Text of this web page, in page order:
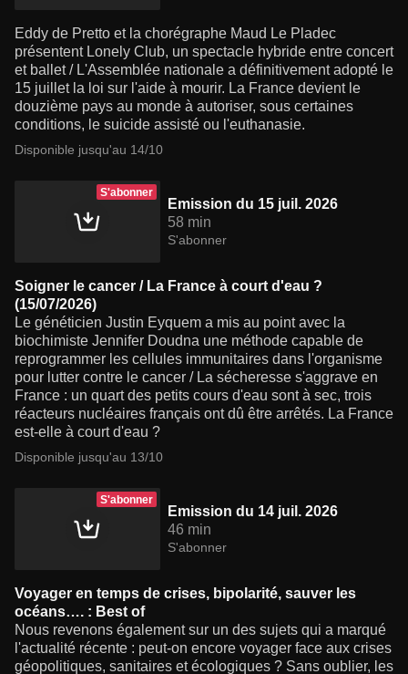
Eddy de Pretto et la chorégraphe Maud Le Pladec
présentent Lonely Club, un spectacle hybride entre concert
et ballet / L'Assemblée nationale a définitivement adopté le
15 juillet la loi sur l'aide à mourir. La France devient le
douzième pays au monde à autoriser, sous certaines
conditions, le suicide assisté ou l'euthanasie.
Disponible jusqu'au 14/10
S'abonner
Emission du 15 juil. 2026
58 min
S'abonner
Soigner le cancer / La France à court d'eau ?
(15/07/2026)
Le généticien Justin Eyquem a mis au point avec la
biochimiste Jennifer Doudna une méthode capable de
reprogrammer les cellules immunitaires dans l'organisme
pour lutter contre le cancer / La sécheresse s'aggrave en
France : un quart des petits cours d'eau sont à sec, trois
réacteurs nucléaires français ont dû être arrêtés. La France
est-elle à court d'eau ?
Disponible jusqu'au 13/10
S'abonner
Emission du 14 juil. 2026
46 min
S'abonner
Voyager en temps de crises, bipolarité, sauver les
océans…. : Best of
Nous revenons également sur un des sujets qui a marqué
l'actualité récente : peut-on encore voyager face aux crises
géopolitiques, sanitaires et écologiques ? Sans oublier, les